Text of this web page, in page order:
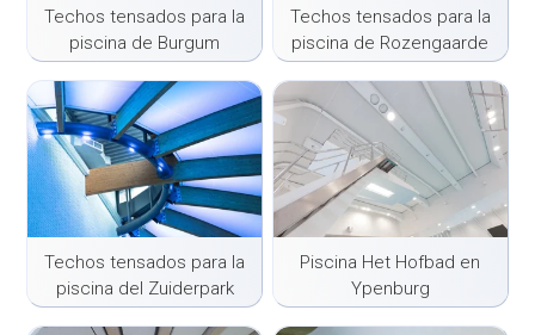
Techos tensados para la
piscina de Burgum
Techos tensados para la
piscina de Rozengaarde
Techos tensados para la
piscina del Zuiderpark
Piscina Het Hofbad en
Ypenburg